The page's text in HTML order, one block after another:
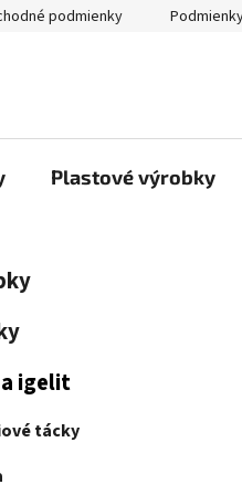
podmienky
Plastové výrobky
igelit
tácky